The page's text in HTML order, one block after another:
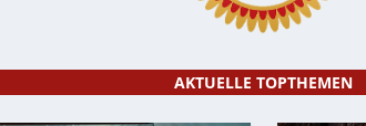
AKTUELLE TOPTHEMEN